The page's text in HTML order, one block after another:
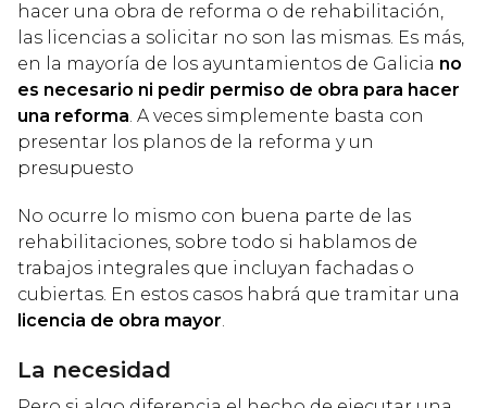
hacer una obra de reforma o de rehabilitación,
las licencias a solicitar no son las mismas. Es más,
en la mayoría de los ayuntamientos de Galicia no
es necesario ni pedir permiso de obra para hacer
una reforma. A veces simplemente basta con
presentar los planos de la reforma y un
presupuesto
No ocurre lo mismo con buena parte de las
rehabilitaciones, sobre todo si hablamos de
trabajos integrales que incluyan fachadas o
cubiertas. En estos casos habrá que tramitar una
licencia de obra mayor.
La necesidad